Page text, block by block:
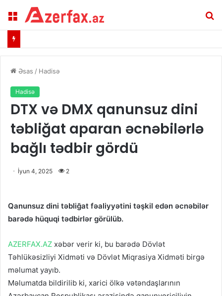
Menu
Əsas / Hadisə
Hadisə
DTX və DMX qanunsuz dini
təbliğat aparan əcnəbilərlə
bağlı tədbir gördü
İyun 4, 2025 2
Qanunsuz dini təbliğat fəaliyyətini təşkil edən əcnəbilər
barədə hüquqi tədbirlər görülüb.
AZERFAX.AZ xəbər verir ki, bu barədə Dövlət
Təhlükəsizliyi Xidməti və Dövlət Miqrasiya Xidməti birgə
məlumat yayıb.
Məlumatda bildirilib ki, xarici ölkə vətəndaşlarının